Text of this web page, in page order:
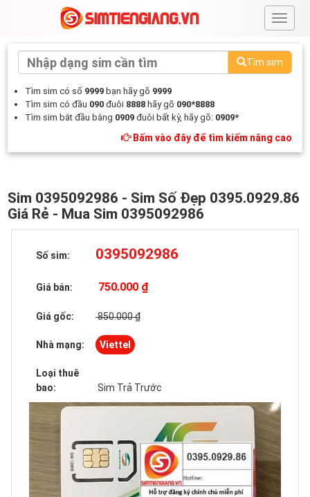
#
Tìm sim
Tìm sim có số 9999 bạn hãy gõ 9999
Tìm sim có đầu 090 đuôi 8888 hãy gõ 090*8888
Tìm sim bắt đầu bằng 0909 đuôi bất kỳ, hãy gõ: 0909*
Bấm vào đây để tìm kiếm nâng cao
Sim 0395092986 - Sim Số Đẹp 0395.0929.86
Giá Rẻ - Mua Sim 0395092986
Số sim: 0395092986
Giá bán: 750.000 ₫
Giá gốc: 850.000 ₫
Nhà mạng: Viettel
Loại thuê
bao:
Sim Trả Trước